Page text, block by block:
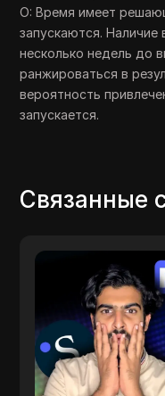
О: Время имеет
запускаются. Наличие
несколько недель до
ранжироваться в
вероятность
запускается.
Связанные